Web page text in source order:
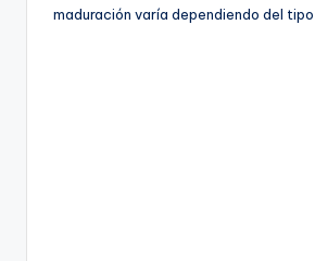
maduración varía dependiendo del tipo